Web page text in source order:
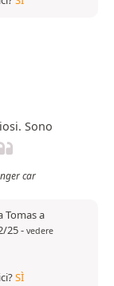
Sono
car
Tomas a
25- vedere
SÌ